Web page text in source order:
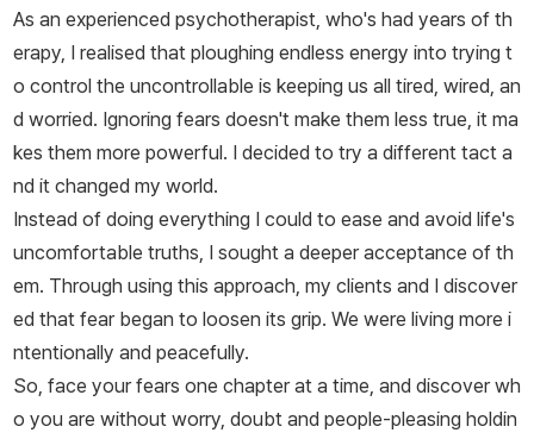
As an experienced psychotherapist, who's had years of th
erapy, I realised that ploughing endless energy into trying t
o control the uncontrollable is keeping us all tired, wired, an
d worried. Ignoring fears doesn't make them less true, it ma
kes them more powerful. I decided to try a different tact a
nd it changed my world.
Instead of doing everything I could to ease and avoid life's
uncomfortable truths, I sought a deeper acceptance of th
em. Through using this approach, my clients and I discover
ed that fear began to loosen its grip. We were living more i
ntentionally and peacefully.
So, face your fears one chapter at a time, and discover wh
o you are without worry, doubt and people-pleasing holdin